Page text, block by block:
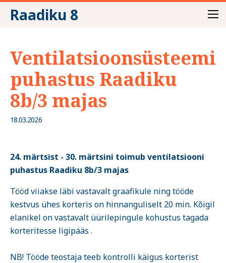
Raadiku 8
Ventilatsioonsüsteemi
puhastus Raadiku
8b/3 majas
18.03.2026
24. märtsist - 30. märtsini toimub ventilatsiooni
puhastus Raadiku 8b/3 majas
Tööd viiakse läbi vastavalt graafikule ning tööde
kestvus ühes korteris on hinnanguliselt 20 min. Kõigil
elanikel on vastavalt üürilepingule kohustus tagada
korteritesse ligipääs .
NB! Tööde teostaja teeb kontrolli käigus korterist